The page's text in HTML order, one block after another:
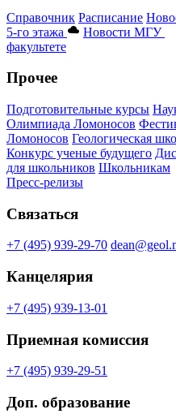
Справочник Расписание
5-го этажа
Новости МГУ
факультете
Прочее
Подготовительные курсы
Олимпиада Ломоносов
Ломоносов Геологическая
Конкурс ученые будущего
для школьников Школьникам
Пресс-релизы
Связаться
+7 (495) 939-29-70
Канцелярия
+7 (495) 939-13-01
Приемная комиссия
+7 (495) 939-29-51
Доп. образование